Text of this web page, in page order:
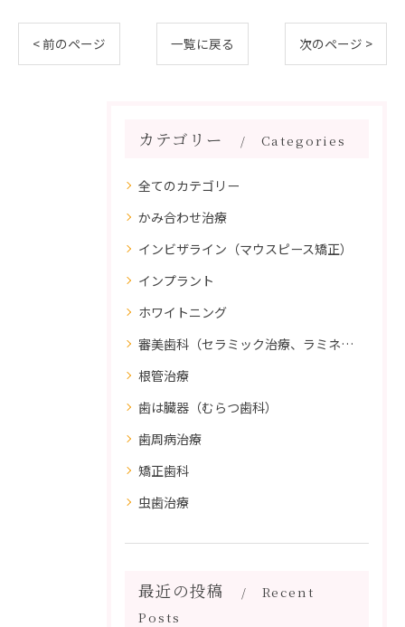
< 前のページ 一覧に戻る 次のページ >
カテゴリー Categories
全てのカテゴリー
かみ合わせ治療
インビザライン（マウスピース矯正）
インプラント
ホワイトニング
審美歯科（セラミック治療、ラミネートべニア、ダイレクトボンディング）
根管治療
歯は臓器（むらつ歯科）
歯周病治療
矯正歯科
虫歯治療
最近の投稿
Recent
Posts